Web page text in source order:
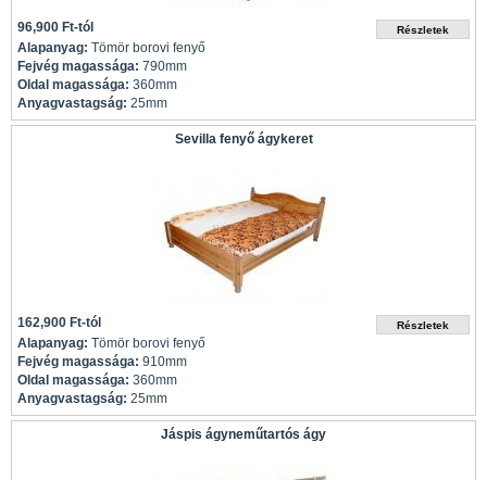
96,900 Ft-tól
Alapanyag: Tömör borovi fenyő
Fejvég magassága: 790mm
Oldal magassága: 360mm
Anyagvastagság: 25mm
Sevilla fenyő ágykeret
162,900 Ft-tól
Alapanyag: Tömör borovi fenyő
Fejvég magassága: 910mm
Oldal magassága: 360mm
Anyagvastagság: 25mm
Jáspis ágyneműtartós ágy